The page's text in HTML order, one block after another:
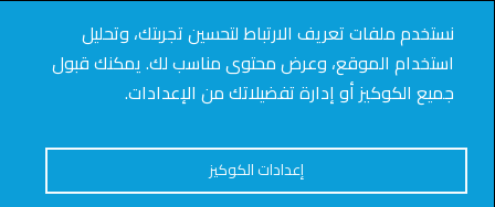
نمذجة معلومات البناء
آخر الأخبار
تواصل معنا
انضم للعمل في "سافيتو"
نستخدم ملفات تعريف الارتباط لتحسين تجربتك، وتحليل
استخدام الموقع، وعرض محتوى مناسب لك. يمكنك قبول
جميع الكوكيز أو إدارة تفضيلاتك من الإعدادات.
إعدادات الكوكيز